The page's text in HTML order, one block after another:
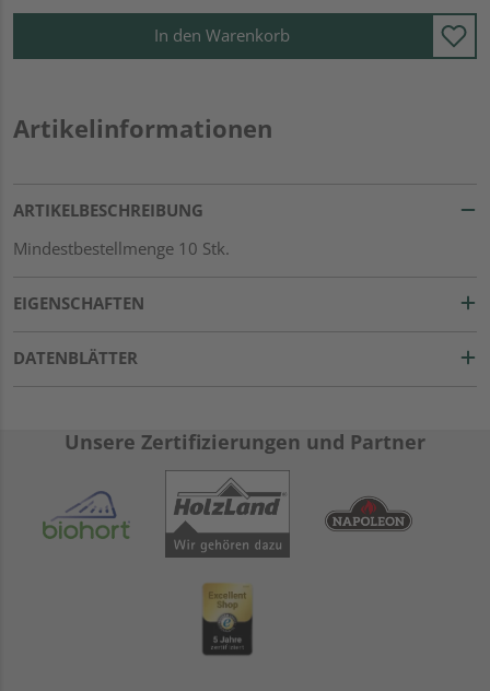
In den Warenkorb
Artikelinformationen
ARTIKELBESCHREIBUNG
Mindestbestellmenge 10 Stk.
EIGENSCHAFTEN
DATENBLÄTTER
Unsere Zertifizierungen und Partner